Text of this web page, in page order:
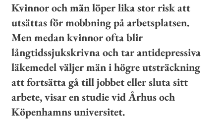
Kvinnor och män löper lika stor risk att
utsättas för mobbning på arbetsplatsen.
Men medan kvinnor ofta blir
långtidssjukskrivna och tar antidepressiva
läkemedel väljer män i högre utsträckning
att fortsätta gå till jobbet eller sluta sitt
arbete, visar en studie vid Århus och
Köpenhamns universitet.